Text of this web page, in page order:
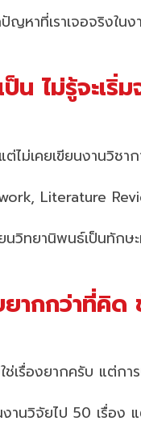
ปัญหาที่เราเจอจริงใ
น ไม่รู้จะเริ่
ไม่เคยเขียนงานวิช
Literature
นวิทยานิพนธ์เป็นทัก
ากกว่าที่คิด
ช่เรื่องยากครับ แต่ก
นวิจัยไป 50 เรื่อง